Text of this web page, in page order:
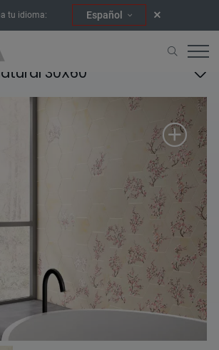
tu idioma: Español
30X60